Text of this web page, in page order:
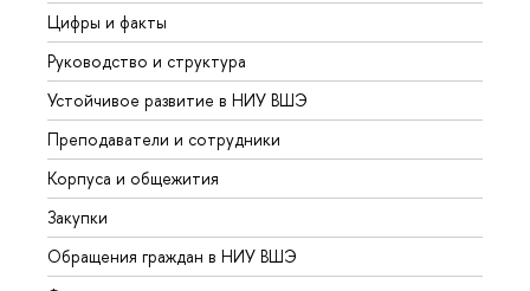
Цифры и факты
Руководство и структура
Устойчивое развитие в НИУ ВШЭ
Преподаватели и сотрудники
Корпуса и общежития
Закупки
Обращения граждан в НИУ ВШЭ